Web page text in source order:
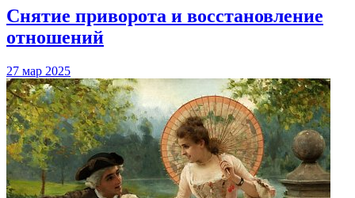
Снятие приворота и восстановление
отношений
27 мар 2025